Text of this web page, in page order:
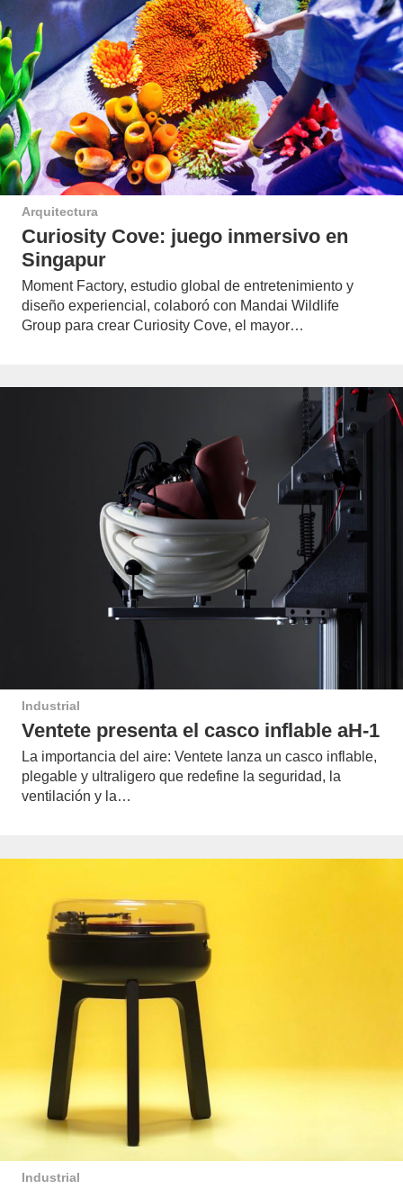
Arquitectura
Curiosity Cove: juego inmersivo en
Singapur
Moment Factory, estudio global de entretenimiento y
diseño experiencial, colaboró con Mandai Wildlife
Group para crear Curiosity Cove, el mayor…
Industrial
Ventete presenta el casco inflable aH-1
La importancia del aire: Ventete lanza un casco inflable,
plegable y ultraligero que redefine la seguridad, la
ventilación y la…
Industrial